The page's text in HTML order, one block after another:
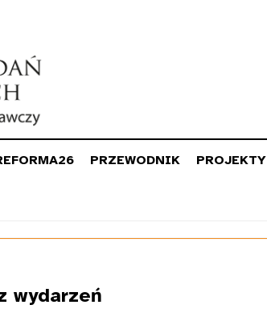
PRZEWODNIK PROJEKTY
wydarzeń